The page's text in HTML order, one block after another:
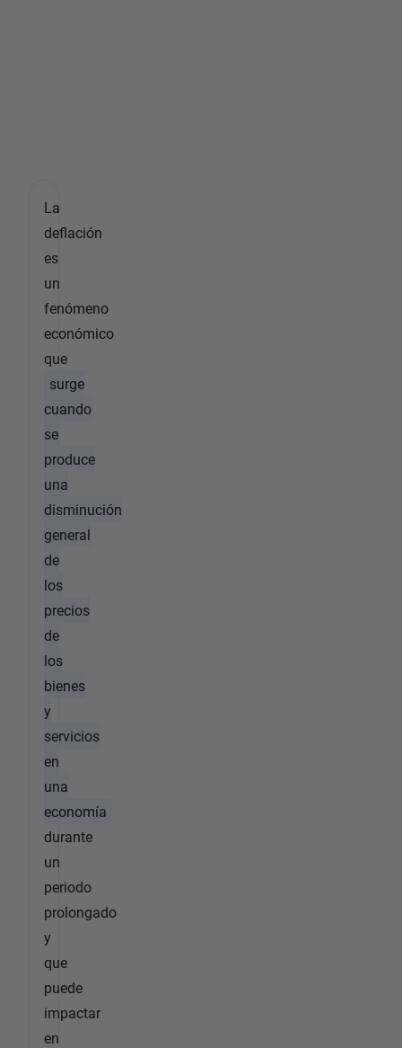
La
deflación
es
un
fenómeno
económico
que
surge
cuando
se
produce
una
disminución
general
de
los
precios
de
los
bienes
y
servicios
en
una
economía
durante
un
periodo
prolongado
y
que
puede
impactar
en